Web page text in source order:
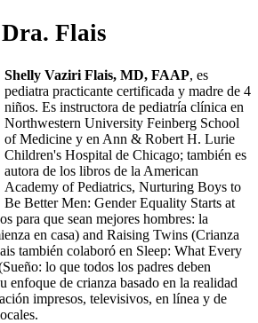
Flais
Shelly Vaziri Flais, MD, FAAP, es
pediatra practicante certificada y madre de 4
niños. Es instructora de pediatría clínica en
Northwestern University Feinberg School
of Medicine y en Ann & Robert H. Lurie
Children's Hospital de Chicago; también es
autora de los libros de la American
Academy of Pediatrics, Nurturing Boys to
Be Better Men: Gender Equality Starts at
para que sean mejores hombres: la
en casa) and Raising Twins (Crianza
también colaboró en Sleep: What Every
lo que todos los padres deben
enfoque de crianza basado en la realidad
impresos, televisivos, en línea y de